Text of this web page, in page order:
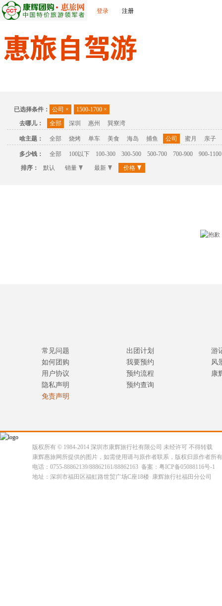
登录 注册
已选择条件： 公司 × 1500-1700 ×
去哪儿：
全部 深圳 惠州 巽寮湾
啥主题： 全部 烧烤 单车 美食 海岛 捕鱼 公司 蜜月 亲子
多少钱： 全部 100以下 100-300 300-500 500-700 700-900
900-1100
排序：
默认 销量 最新 价格
常见问题
如何团购
用户协议
隐私声明
免责声明
出团计划
我要预约
预约流程
预约查询
游
风
康
版权所有 © 1984-2014 深圳市康辉旅行社有限公司 未经许可 不得转载
康辉惠旅网所提供的图片，如需使用请与原作者联系，版权归原作者所
电话：0755-88862139/88862161/88862163 备案：粤ICP备05088116号-1
地址：深圳市福田区福虹路世贸广场C座18楼 康辉旅行社福田分公司